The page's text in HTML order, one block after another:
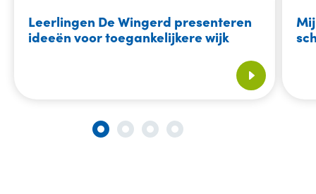
Leerlingen De Wingerd presenteren
ideeën voor toegankelijkere wijk